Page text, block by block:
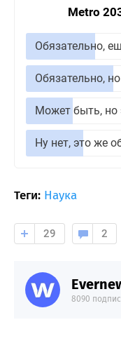
Metro
Обязательно,
Обязательно,
Может быть, но
Ну нет, это же
Теги: Наука
29 2
8090